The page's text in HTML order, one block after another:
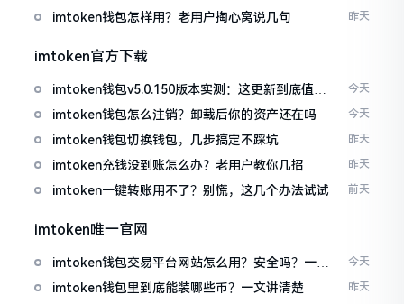
教你恢复
imtoken钱包怎样用？老用户掏心窝说几句 昨天
imtoken官方下载
imtoken钱包v5.0.150版本实测：这更新到底值不
值得升
今天
imtoken钱包怎么注销？卸载后你的资产还在吗 今天
imtoken钱包切换钱包，几步搞定不踩坑 昨天
imtoken充钱没到账怎么办？老用户教你几招 昨天
imtoken一键转账用不了？别慌，这几个办法试试 前天
imtoken唯一官网
imtoken钱包交易平台网站怎么用？安全吗？一文
讲清真实功能
今天
imtoken钱包里到底能装哪些币？一文讲清楚 昨天